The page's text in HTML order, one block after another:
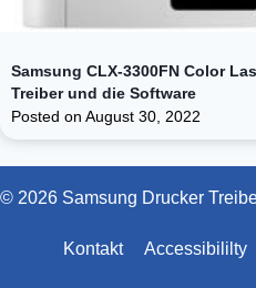
Samsung CLX-3300FN Color
Treiber und die Software
Posted on August 30, 2022
© 2026 Samsung Drucker
Kontakt Accessibililty